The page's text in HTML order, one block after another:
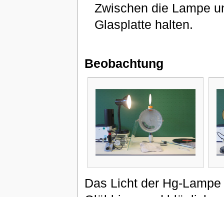
Zwischen die Lampe
Glasplatte halten.
Beobachtung
Das Licht der Hg-